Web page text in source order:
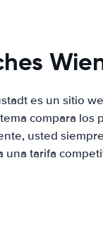
es un sitio
compara los
usted
una tarifa